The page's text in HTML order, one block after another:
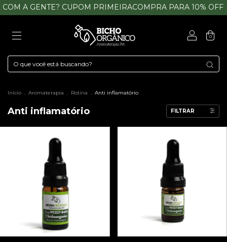
A GENTE? CUPOM PRIMEIRACOMPRA PARA 10% OFF
0
Início . Aromaterapia . Rotina . Anti inflamatório
Anti inflamatório FILTRAR